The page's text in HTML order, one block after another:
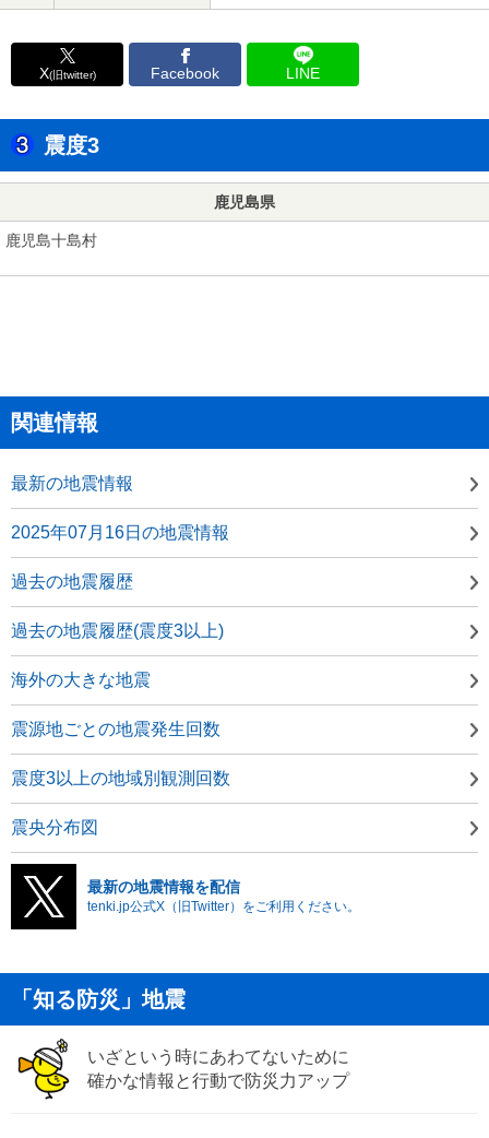
X(旧twitter) Facebook LINE
震度3
鹿児島県
鹿児島十島村
関連情報
最新の地震情報
2025年07月16日の地震情報
過去の地震履歴
過去の地震履歴(震度3以上)
海外の大きな地震
震源地ごとの地震発生回数
震度3以上の地域別観測回数
震央分布図
最新の地震情報を配信
tenki.jp公式X（旧Twitter）をご利用ください。
「知る防災」地震
いざという時にあわてないために
確かな情報と行動で防災力アップ